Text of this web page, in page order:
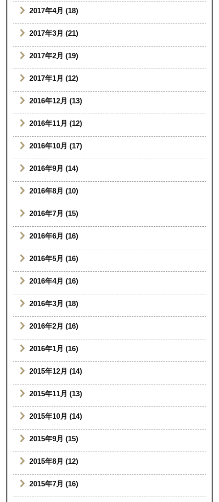
2017年4月 (18)
2017年3月 (21)
2017年2月 (19)
2017年1月 (12)
2016年12月 (13)
2016年11月 (12)
2016年10月 (17)
2016年9月 (14)
2016年8月 (10)
2016年7月 (15)
2016年6月 (16)
2016年5月 (16)
2016年4月 (16)
2016年3月 (18)
2016年2月 (16)
2016年1月 (16)
2015年12月 (14)
2015年11月 (13)
2015年10月 (14)
2015年9月 (15)
2015年8月 (12)
2015年7月 (16)